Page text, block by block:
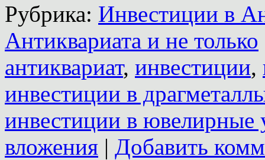
Рубрика: Инвестиции в
Антиквариата и не только
антиквариат, инвестиции,
инвестиции в
инвестиции в ювелирные
вложения | Добавить